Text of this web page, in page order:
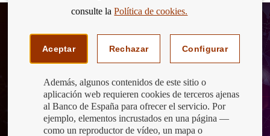
consulte laPolítica de cookies.
Aceptar Rechazar Configurar
Además, algunos contenidos de este sitio o
aplicación web requieren cookies de terceros ajenas
al Banco de España para ofrecer el servicio. Por
ejemplo, elementos incrustados en una página —
como un reproductor de vídeo, un mapa o